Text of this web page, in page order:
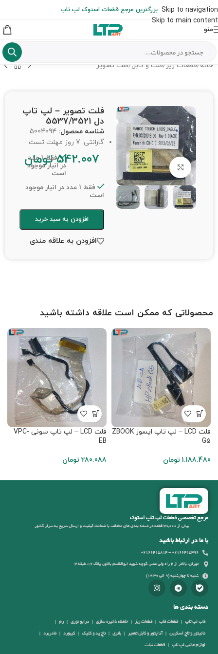
Skip to navigation
Skip to main content
از شهرستان به عهده مشتری است)
بزرگترین مرجع قطعات استوک لپ تاپ
منو
خانه /قطعات ریز /فلت و کابل /فلت تصویر
برای بزرگنمایی کلیک کنید
فلت تصویر – لپ تاپ
دل 5537/3521
شناسه محصول: 5004094
گارانتی: 7 روز مهلت تست
542.007 تومان
فقط 1 عدد
در انبار موجود
است
فقط 1 عدد در انبار موجود
است
افزودن به سبد خرید
افزودن به علاقه مندی
محصولاتی که ممکن است علاقه داشته باشید
فلت LCD – لپ تاپ ایسوز ZBOOK
G5
1.188.480 تومان
فلت LCD – لپ تاپ سونی VPC-
EB
280.088 تومان
مرجع تخصصی قطعات لپ تاپ استوک
بیش از 30,000 قطعه در دسته بندی های مختلف، با ضمانت کیفیت و ارسال سریع به سرار کشور
با ما در ارتباط باشید
02166415396 - 02166415814
تهران، بالاتر از 4 راه ولی عصر، کوچه شهید ابوالقاسم بالاور، پلاک 16، طبقه 3
شنبه تا چهارشنبه (9 الی 16:30)
دسته بندی ها
قاب لپ تاپ قطعات قاب قطعات ریز حافظه ذخیره سازی درایو نوری رم
مانیتور و تاچ اسکرین آداپتور و کابل تعمیر باتری تاچ پد و کلیک کیبورد مادربرد
لوازم جانبی لپ تاپ قطعات تبلت